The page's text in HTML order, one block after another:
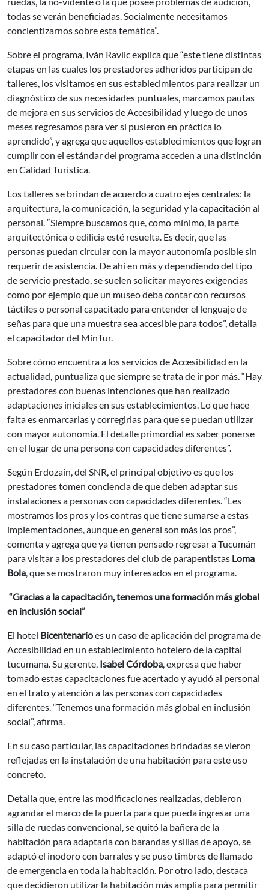
todas se verán beneficiadas. Socialmente necesitamos
concientizarnos sobre esta temática”.
Sobre el programa, Iván Ravlic explica que “este tiene distintas
etapas en las cuales los prestadores adheridos participan de
talleres, los visitamos en sus establecimientos para realizar un
diagnóstico de sus necesidades puntuales, marcamos pautas
de mejora en sus servicios de Accesibilidad y luego de unos
meses regresamos para ver si pusieron en práctica lo
aprendido”, y agrega que aquellos establecimientos que logran
cumplir con el estándar del programa acceden a una distinción
en Calidad Turística.
Los talleres se brindan de acuerdo a cuatro ejes centrales: la
arquitectura, la comunicación, la seguridad y la capacitación al
personal. “Siempre buscamos que, como mínimo, la parte
arquitectónica o edilicia esté resuelta. Es decir, que las
personas puedan circular con la mayor autonomía posible sin
requerir de asistencia. De ahí en más y dependiendo del tipo
de servicio prestado, se suelen solicitar mayores exigencias
como por ejemplo que un museo deba contar con recursos
táctiles o personal capacitado para entender el lenguaje de
señas para que una muestra sea accesible para todos”, detalla
el capacitador del MinTur.
Sobre cómo encuentra a los servicios de Accesibilidad en la
actualidad, puntualiza que siempre se trata de ir por más. “Hay
prestadores con buenas intenciones que han realizado
adaptaciones iniciales en sus establecimientos. Lo que hace
falta es enmarcarlas y corregirlas para que se puedan utilizar
con mayor autonomía. El detalle primordial es saber ponerse
en el lugar de una persona con capacidades diferentes”.
Según Erdozain, del SNR, el principal objetivo es que los
prestadores tomen conciencia de que deben adaptar sus
instalaciones a personas con capacidades diferentes. “Les
mostramos los pros y los contras que tiene sumarse a estas
implementaciones, aunque en general son más los pros”,
comenta y agrega que ya tienen pensado regresar a Tucumán
para visitar a los prestadores del club de parapentistas Loma
Bola , que se mostraron muy interesados en el programa.
“Gracias a la capacitación, tenemos una formación más global
en inclusión social”
El hotel Bicentenarioes un caso de aplicación del programa de
Accesibilidad en un establecimiento hotelero de la capital
tucumana. Su gerente, Isabel Córdoba , expresa que haber
tomado estas capacitaciones fue acertado y ayudó al personal
en el trato y atención a las personas con capacidades
diferentes. “Tenemos una formación más global en inclusión
social”, afirma.
En su caso particular, las capacitaciones brindadas se vieron
reflejadas en la instalación de una habitación para este uso
concreto.
Detalla que, entre las modificaciones realizadas, debieron
agrandar el marco de la puerta para que pueda ingresar una
silla de ruedas convencional, se quitó la bañera de la
habitación para adaptarla con barandas y sillas de apoyo, se
adaptó el inodoro con barrales y se puso timbres de llamado
de emergencia en toda la habitación. Por otro lado, destaca
que decidieron utilizar la habitación más amplia para permitir